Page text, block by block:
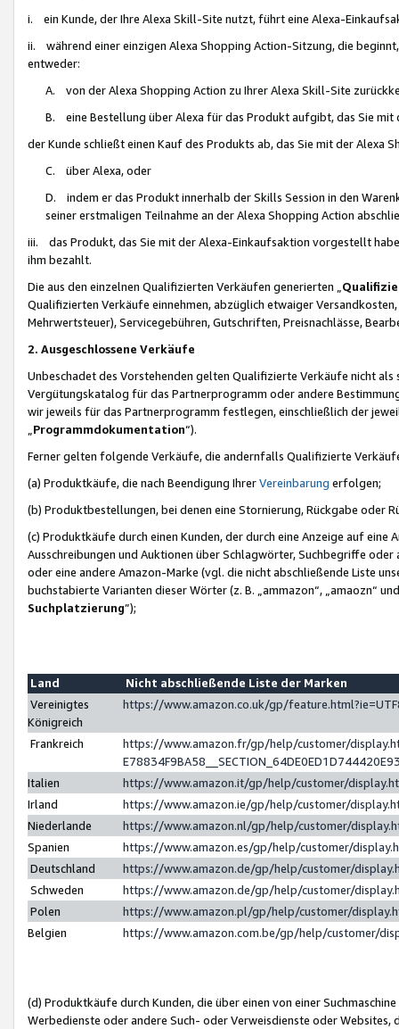
i. ein Kunde, der Ihre Alexa Skill-Site nutzt, führt eine Alexa-
ii. während einer einzigen Alexa Shopping Action-Sitzung, die
entweder:
A. von der Alexa Shopping Action zu Ihrer Alexa Skill-Site
B. eine Bestellung über Alexa für das Produkt aufgibt, das Sie mit
der Kunde schließt einen Kauf des Produkts ab, das Sie mit der Alexa
C. über Alexa, oder
D. indem er das Produkt innerhalb der Skills Session in den
seiner erstmaligen Teilnahme an der Alexa Shopping Action
iii. das Produkt, das Sie mit der Alexa-Einkaufsaktion vorgestellt
ihm bezahlt.
Die aus den einzelnen Qualifizierten Verkäufen generierten „
Qualifizierten Verkäufe einnehmen, abzüglich etwaiger
Mehrwertsteuer), Servicegebühren, Gutschriften, Preisnachlässe,
2. Ausgeschlossene Verkäufe
Unbeschadet des Vorstehenden gelten Qualifizierte Verkäufe nicht
Vergütungskatalog für das Partnerprogramm oder andere
wir jeweils für das Partnerprogramm festlegen, einschließlich der
Programmdokumentation“).
Ferner gelten folgende Verkäufe, die andernfalls Qualifizierte
(a) Produktkäufe, die nach Beendigung IhrerVereinbarung erfolgen;
(b) Produktbestellungen, bei denen eine Stornierung, Rückgabe oder
(c) Produktkäufe durch einen Kunden, der durch eine Anzeige auf
Ausschreibungen und Auktionen über Schlagwörter, Suchbegriffe
oder eine andere Amazon-Marke (vgl. die nicht abschließende Liste
buchstabierte Varianten dieser Wörter (z. B. „ammazon“, „amaozn“
Suchplatzierung”);
Land
Nicht abschließende Liste der Marken
Vereinigtes
Königreich
https://www.amazon.co.uk/gp/
Frankreich
https://www.amazon.fr/gp/help/customer/
Italien
https://www.amazon.it/gp/help/customer/
Irland
https://www.amazon.ie/gp/help/customer/
Niederlande
https://www.amazon.nl/gp/help/customer/
Spanien
https://www.amazon.es/gp/help/customer/
Deutschland
https://www.amazon.de/gp/help/customer/
Schweden
https://www.amazon.de/gp/help/customer/
Polen
https://www.amazon.pl/gp/help/customer/
Belgien
https://www.amazon.com.be/gp/help/customer/
(d) Produktkäufe durch Kunden, die über einen von einer
Werbedienste oder andere Such- oder Verweisdienste oder Websites,